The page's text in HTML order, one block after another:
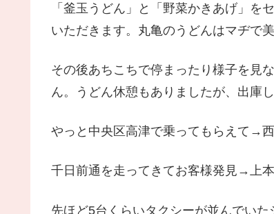
「釜玉うどん」と「野菜かきあげ」を
いただきます。丸亀のうどんはマヂで美
その後あちこちで停まったり様子を見
ん。うどん休憩もありましたが、出庫
やっと中央区高津で乗ってもらえて→西
千日前通を走ってきてお客様発見→上
先ほど5台くらいタクシーが並んでい